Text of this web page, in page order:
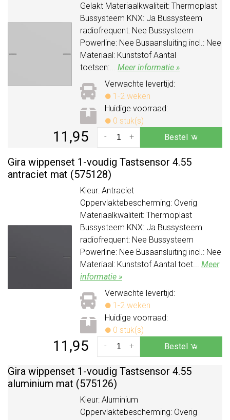
Gelakt Materiaalkwaliteit: Thermoplast
Bussysteem KNX: Ja Bussysteem
radiofrequent: Nee Bussysteem
Powerline: Nee Busaansluiting incl.: Nee
Materiaal: Kunststof Aantal
toetsen:... Meer informatie »
Verwachte levertijd:
1-2 weken
Huidige voorraad:
0 stuk(s)
11,95 +
- Bestel
Gira wippenset 1-voudig Tastsensor 4.55
antraciet mat (575128)
Kleur: Antraciet
Oppervlaktebescherming: Overig
Materiaalkwaliteit: Thermoplast
Bussysteem KNX: Ja Bussysteem
radiofrequent: Nee Bussysteem
Powerline: Nee Busaansluiting incl.: Nee
Materiaal: Kunststof Aantal toet... Meer
informatie »
Verwachte levertijd:
1-2 weken
Huidige voorraad:
0 stuk(s)
11,95 +
- Bestel
Gira wippenset 1-voudig Tastsensor 4.55
aluminium mat (575126)
Kleur: Aluminium
Oppervlaktebescherming: Overig